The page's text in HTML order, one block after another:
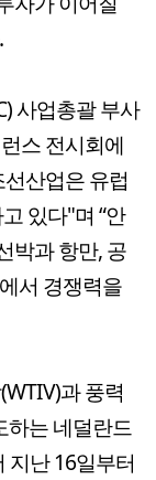
사업총괄 부사
스 전시회에
산업은 유럽
있다"며 “안
박과 항만, 공
서 경쟁력을
과 풍력
하는 네덜란드
지난 16일부터